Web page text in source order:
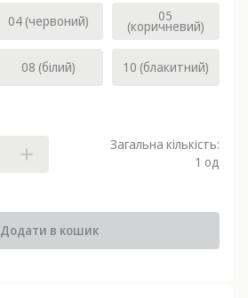
04 (червоний) 05
(коричневий)
08 (білий) 10 (блакитний)
Загальна кількість:
1 од
Додати в кошик